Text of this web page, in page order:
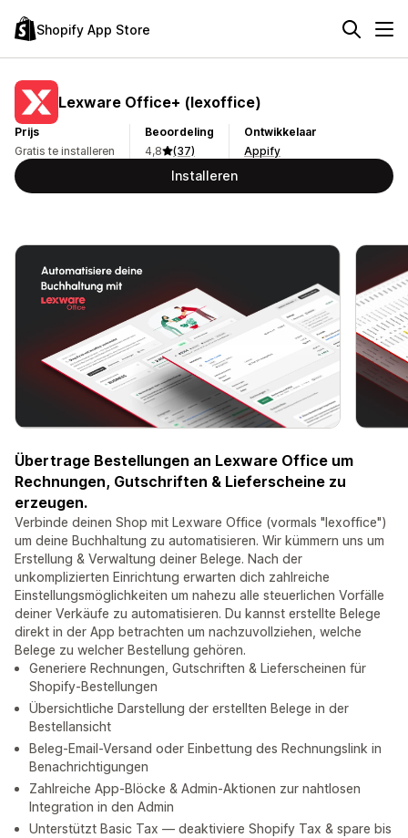
Shopify App Store
Lexware Office+ (lexoffice)
Prijs
Gratis te installeren
Beoordeling
4,8
(37)
Ontwikkelaar
Appify
Installeren
Übertrage Bestellungen an Lexware Office um
Rechnungen, Gutschriften & Lieferscheine zu
erzeugen.
Verbinde deinen Shop mit Lexware Office (vormals "lexoffice")
um deine Buchhaltung zu automatisieren. Wir kümmern uns um
Erstellung & Verwaltung deiner Belege. Nach der
unkomplizierten Einrichtung erwarten dich zahlreiche
Einstellungsmöglichkeiten um nahezu alle steuerlichen Vorfälle
deiner Verkäufe zu automatisieren. Du kannst erstellte Belege
direkt in der App betrachten um nachzuvollziehen, welche
Belege zu welcher Bestellung gehören.
Generiere Rechnungen, Gutschriften & Lieferscheinen für
Shopify-Bestellungen
Übersichtliche Darstellung der erstellten Belege in der
Bestellansicht
Beleg-Email-Versand oder Einbettung des Rechnungslink in
Benachrichtigungen
Zahlreiche App-Blöcke & Admin-Aktionen zur nahtlosen
Integration in den Admin
Unterstützt Basic Tax — deaktiviere Shopify Tax & spare bis